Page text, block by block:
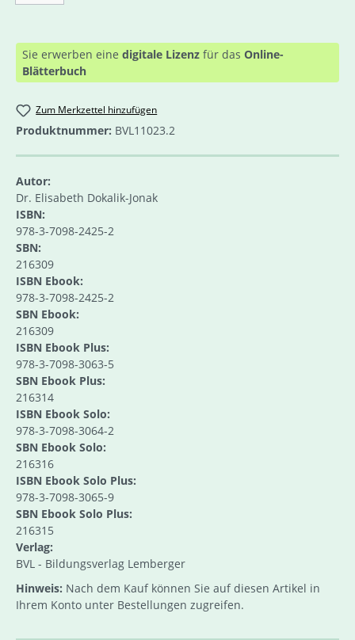
Sie erwerben eine digitale Lizenz für das Online-
Blätterbuch
Zum Merkzettel hinzufügen
Produktnummer: BVL11023.2
Autor:
Dr. Elisabeth Dokalik-Jonak
ISBN:
978-3-7098-2425-2
SBN:
216309
ISBN Ebook:
978-3-7098-2425-2
SBN Ebook:
216309
ISBN Ebook Plus:
978-3-7098-3063-5
SBN Ebook Plus:
216314
ISBN Ebook Solo:
978-3-7098-3064-2
SBN Ebook Solo:
216316
ISBN Ebook Solo Plus:
978-3-7098-3065-9
SBN Ebook Solo Plus:
216315
Verlag:
BVL - Bildungsverlag Lemberger
Hinweis: Nach dem Kauf können Sie auf diesen Artikel in
Ihrem Konto unter Bestellungen zugreifen.